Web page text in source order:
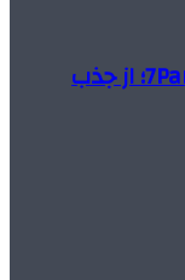
خدمات شبکه‌های اجتماعی 7Panel؛ از جذب